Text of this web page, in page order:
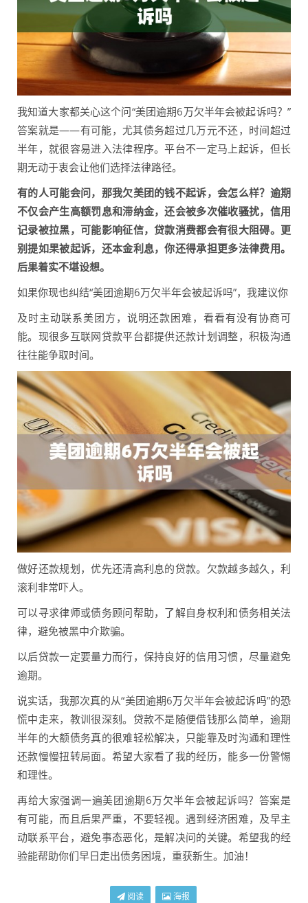
我知道大家都关心这个问“美团逾期6万欠半年会被起诉吗？”
答案就是——有可能，尤其债务超过几万元不还，时间超过
半年，就很容易进入法律程序。平台不一定马上起诉，但长
期无动于衷会让他们选择法律路径。
有的人可能会问，那我欠美团的钱不起诉，会怎么样？逾期
不仅会产生高额罚息和滞纳金，还会被多次催收骚扰，信用
记录被拉黑，可能影响征信，贷款消费都会有很大阻碍。更
别提如果被起诉，还本金利息，你还得承担更多法律费用。
后果着实不堪设想。
如果你现也纠结“美团逾期6万欠半年会被起诉吗”，我建议你
及时主动联系美团方，说明还款困难，看看有没有协商可
能。现很多互联网贷款平台都提供还款计划调整，积极沟通
往往能争取时间。
做好还款规划，优先还清高利息的贷款。欠款越多越久，利
滚利非常吓人。
可以寻求律师或债务顾问帮助，了解自身权利和债务相关法
律，避免被黑中介欺骗。
以后贷款一定要量力而行，保持良好的信用习惯，尽量避免
逾期。
说实话，我那次真的从“美团逾期6万欠半年会被起诉吗”的恐
慌中走来，教训很深刻。贷款不是随便借钱那么简单，逾期
半年的大额债务真的很难轻松解决，只能靠及时沟通和理性
还款慢慢扭转局面。希望大家看了我的经历，能多一份警惕
和理性。
再给大家强调一遍美团逾期6万欠半年会被起诉吗？答案是
有可能，而且后果严重，不要轻视。遇到经济困难，及早主
动联系平台，避免事态恶化，是解决问的关键。希望我的经
验能帮助你们早日走出债务困境，重获新生。加油！
阅读 海报